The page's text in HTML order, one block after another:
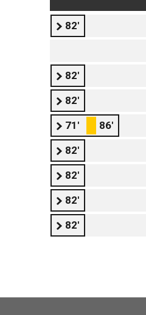
82'
82'
82'
71' 86'
82'
82'
82'
82'